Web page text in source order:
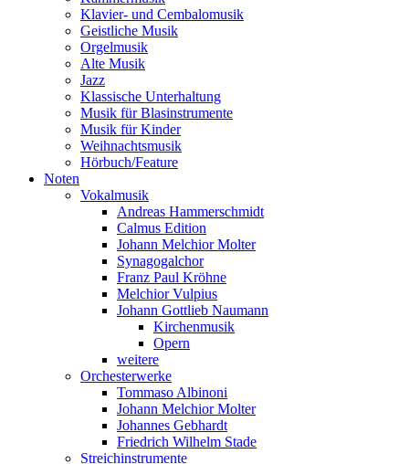
Klavier- und Cembalomusik
Geistliche Musik
Orgelmusik
Alte Musik
Jazz
Klassische Unterhaltung
Musik für Blasinstrumente
Musik für Kinder
Weihnachtsmusik
Hörbuch/Feature
Noten
Vokalmusik
Andreas Hammerschmidt
Calmus Edition
Johann Melchior Molter
Synagogalchor
Franz Paul Kröhne
Melchior Vulpius
Johann Gottlieb Naumann
Kirchenmusik
Opern
weitere
Orchesterwerke
Tommaso Albinoni
Johann Melchior Molter
Johannes Gebhardt
Friedrich Wilhelm Stade
Streichinstrumente